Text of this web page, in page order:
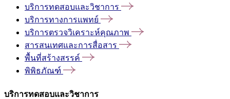
บริการทดสอบและวิชาการ
บริการทางการแพทย์
บริการตรวจวิเคราะห์คุณภาพ
สารสนเทศและการสื่อสาร
พื้นที่สร้างสรรค์
พิพิธภัณฑ์
บริการทดสอบและวิชาการ